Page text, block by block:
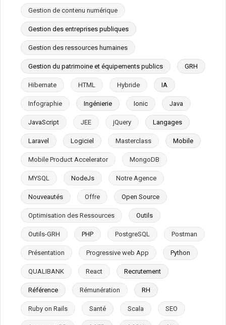
Gestion de contenu numérique
Gestion des entreprises publiques
Gestion des ressources humaines
Gestion du patrimoine et équipements publics GRH
Hibernate HTML Hybride IA
Infographie Ingénierie Ionic Java
JavaScript JEE jQuery Langages
Laravel Logiciel Masterclass Mobile
Mobile Product Accelerator MongoDB
MYSQL NodeJs Notre Agence
Nouveautés Offre Open Source
Optimisation des Ressources Outils
Outils-GRH PHP PostgreSQL Postman
Présentation Progressive web App Python
QUALIBANK React Recrutement
Référence Rémunération RH
Ruby on Rails Santé Scala SEO